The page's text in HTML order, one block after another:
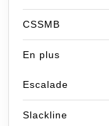
CSSMB
En plus
Escalade
Slackline